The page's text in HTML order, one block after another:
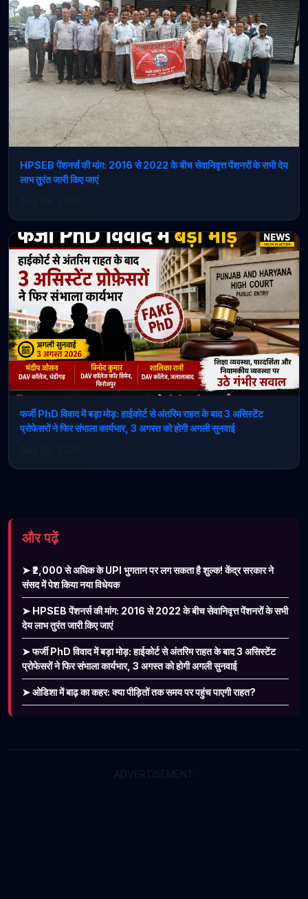
HPSEB पेंशनर्स की मांग: 2016 से 2022 के बीच सेवानिवृत्त पेंशनरों के सभी देय
लाभ तुरंत जारी किए जाएं
फर्जी PhD विवाद में बड़ा मोड़: हाईकोर्ट से अंतरिम राहत के बाद 3 असिस्टेंट
प्रोफेसरों ने फिर संभाला कार्यभार, 3 अगस्त को होगी अगली सुनवाई
और पढ़ें
➤ ₹2,000 से अधिक के UPI भुगतान पर लग सकता है शुल्क! केंद्र सरकार ने
संसद में पेश किया नया विधेयक
➤ HPSEB पेंशनर्स की मांग: 2016 से 2022 के बीच सेवानिवृत्त पेंशनरों के सभी
देय लाभ तुरंत जारी किए जाएं
➤ फर्जी PhD विवाद में बड़ा मोड़: हाईकोर्ट से अंतरिम राहत के बाद 3 असिस्टेंट
प्रोफेसरों ने फिर संभाला कार्यभार, 3 अगस्त को होगी अगली सुनवाई
➤ ओडिशा में बाढ़ का कहर: क्या पीड़ितों तक समय पर पहुंच पाएगी राहत?
ADVERTISEMENT